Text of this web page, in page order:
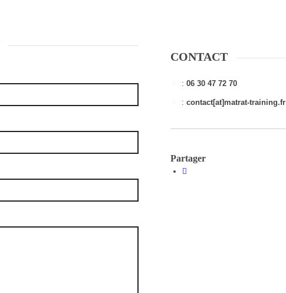
CONTACT
: 06 30 47 72 70
: contact[at]matrat-training.fr
Partager